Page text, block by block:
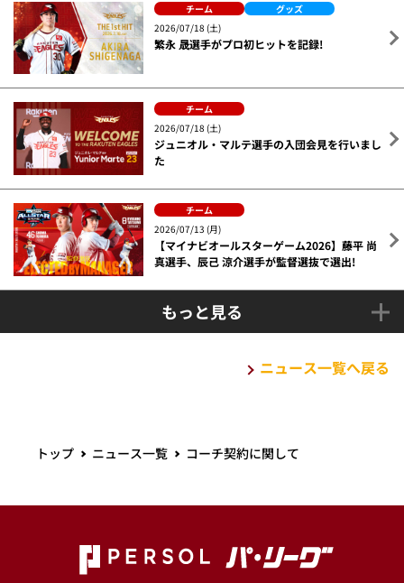
チーム
グッズ
2026/07/18 (土)
繁永 晟選手がプロ初ヒットを記録!
チーム
2026/07/18 (土)
ジュニオル・マルテ選手の入団会見を行いまし
た
チーム
2026/07/13 (月)
【マイナビオールスターゲーム2026】藤平 尚
真選手、辰己 涼介選手が監督選抜で選出!
もっと見る
ニュース一覧へ戻る
トップ ニュース一覧 コーチ契約に関して